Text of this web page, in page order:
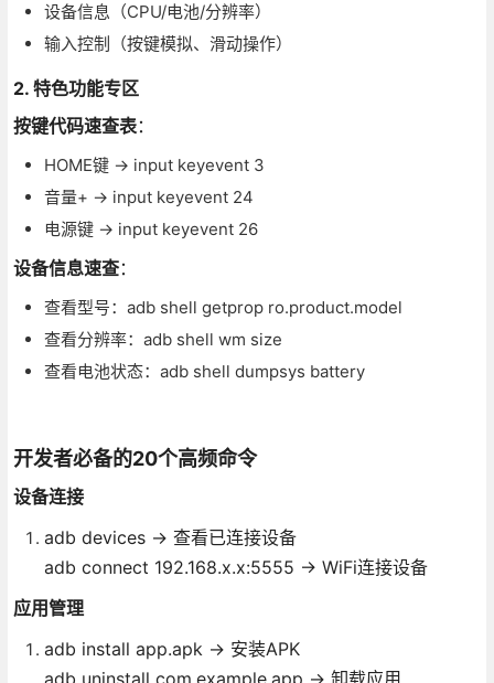
设备信息（CPU/电池/分辨率）
输入控制（按键模拟、滑动操作）
2. 特色功能专区
按键代码速查表：
HOME键 → input keyevent 3
音量+ → input keyevent 24
电源键 → input keyevent 26
设备信息速查：
查看型号：adb shell getprop ro.product.model
查看分辨率：adb shell wm size
查看电池状态：adb shell dumpsys battery
开发者必备的20个高频命令
设备连接
adb devices → 查看已连接设备
adb connect 192.168.x.x:5555 → WiFi连接设备
应用管理
adb install app.apk → 安装APK
adb uninstall com.example.app → 卸载应用